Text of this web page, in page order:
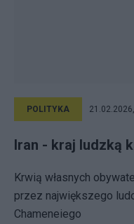
POLITYKA
Iran - kraj ludzką
Krwią własnych
przez największego
Chameneiego